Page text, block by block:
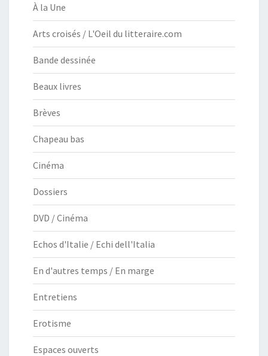
À la Une
Arts croisés / L'Oeil du litteraire.com
Bande dessinée
Beaux livres
Brèves
Chapeau bas
Cinéma
Dossiers
DVD / Cinéma
Echos d'Italie / Echi dell'Italia
En d'autres temps / En marge
Entretiens
Erotisme
Espaces ouverts